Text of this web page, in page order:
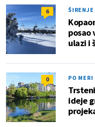
6 ŠIRENJE
posao
ulazi i
0 PO
ideje